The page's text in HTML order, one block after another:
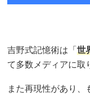
吉野式記憶術は「 世
て多数メディアに取
また再現性があり